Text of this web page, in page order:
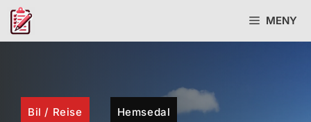
Hopp
MENY
Bil / Reise Hemsedal